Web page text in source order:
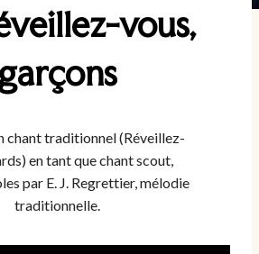
vous,
garçons
chant traditionnel (Réveillez-
en tant que chant scout,
par E. J. Regrettier, mélodie
traditionnelle.